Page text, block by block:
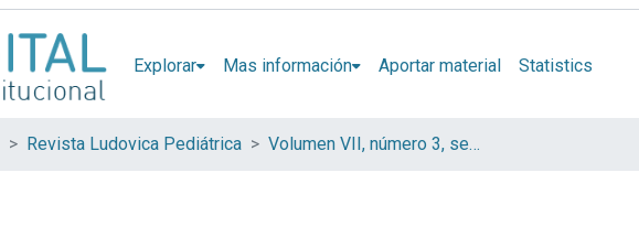
Explorar Mas información Aportar material Statistics
Revista Ludovica Pediátrica Volumen VII, número 3, septiembre 2005